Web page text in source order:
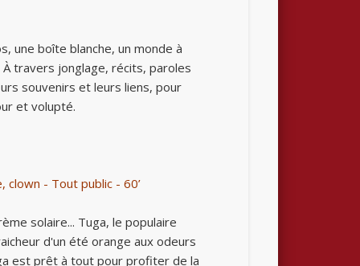
une boîte blanche, un monde à
travers jonglage, récits, paroles
souvenirs et leurs liens, pour
et volupté.
clown - Tout public - 60’
solaire... Tuga, le populaire
d'un été orange aux odeurs
est prêt à tout pour profiter de la